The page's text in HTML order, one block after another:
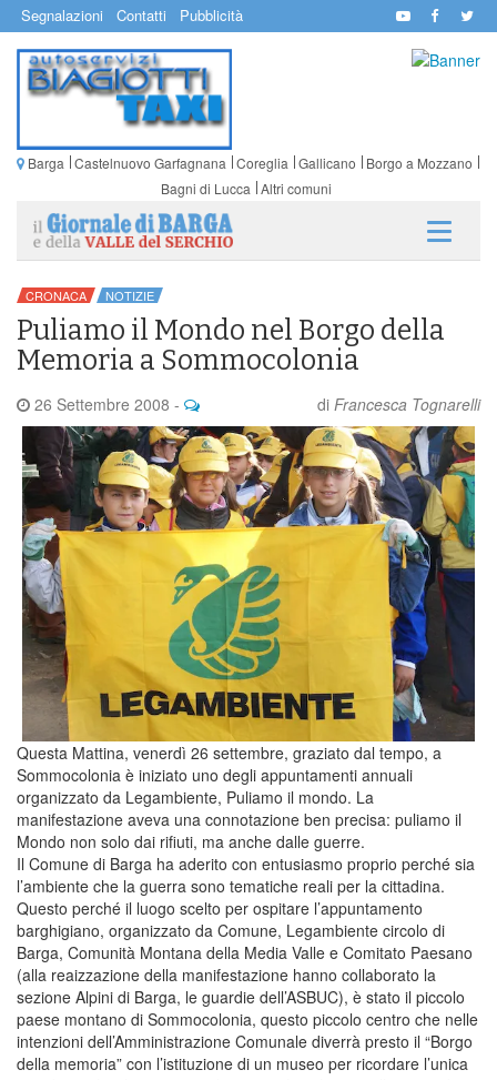
Segnalazioni Contatti Pubblicità
Barga Castelnuovo Garfagnana Coreglia Gallicano
Borgo a Mozzano
Bagni di Lucca Altri comuni
CRONACA NOTIZIE
Puliamo il Mondo nel Borgo della
Memoria a Sommocolonia
26 Settembre 2008 - di Francesca Tognarelli
Questa Mattina, venerdì 26 settembre, graziato dal tempo, a
Sommocolonia è iniziato uno degli appuntamenti annuali
organizzato da Legambiente, Puliamo il mondo. La
manifestazione aveva una connotazione ben precisa: puliamo il
Mondo non solo dai rifiuti, ma anche dalle guerre.
Il Comune di Barga ha aderito con entusiasmo proprio perché sia
l’ambiente che la guerra sono tematiche reali per la cittadina.
Questo perché il luogo scelto per ospitare l’appuntamento
barghigiano, organizzato da Comune, Legambiente circolo di
Barga, Comunità Montana della Media Valle e Comitato Paesano
(alla reaizzazione della manifestazione hanno collaborato la
sezione Alpini di Barga, le guardie dell’ASBUC), è stato il piccolo
paese montano di Sommocolonia, questo piccolo centro che nelle
intenzioni dell’Amministrazione Comunale diverrà presto il “Borgo
della memoria” con l’istituzione di un museo per ricordare l’unica